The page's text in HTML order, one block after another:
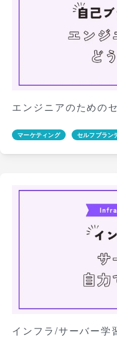
エンジニアのための
マーケティング セルフブラン
インフラ/サーバー学